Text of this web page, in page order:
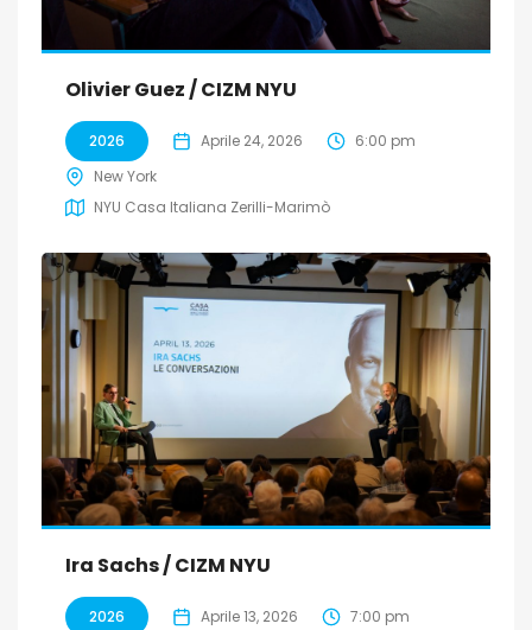
Olivier Guez / CIZM NYU
2026 Aprile 24, 2026
6:00 pm
New York
NYU Casa Italiana Zerilli-Marimò
Ira Sachs / CIZM NYU
2026 Aprile 13, 2026
7:00 pm